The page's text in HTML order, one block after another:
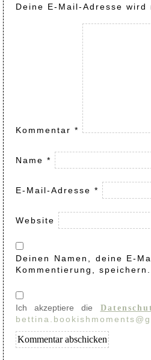
Deine E-Mail-Adresse wird
Kommentar *
Name *
E-Mail-Adresse *
Website
Deinen Namen, deine E-
Kommentierung, speichern.
Ich akzeptiere die